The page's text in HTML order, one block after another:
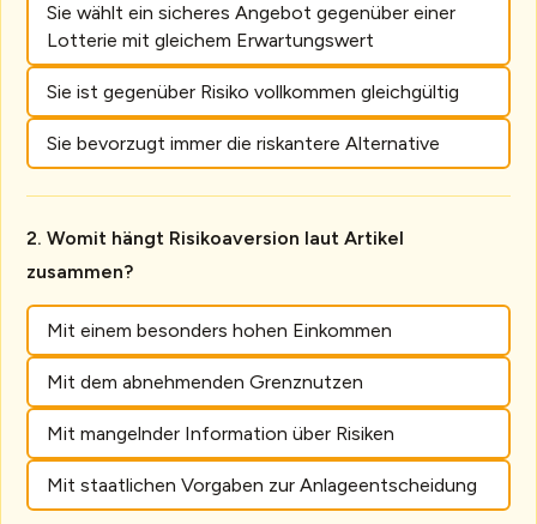
Sie wählt ein sicheres Angebot gegenüber einer
Lotterie mit gleichem Erwartungswert
Sie ist gegenüber Risiko vollkommen gleichgültig
Sie bevorzugt immer die riskantere Alternative
Womit hängt Risikoaversion laut Artikel
zusammen?
Mit einem besonders hohen Einkommen
Mit dem abnehmenden Grenznutzen
Mit mangelnder Information über Risiken
Mit staatlichen Vorgaben zur Anlageentscheidung